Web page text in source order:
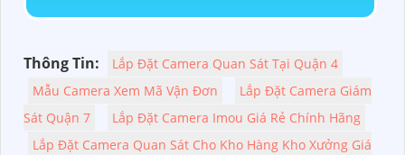
Thông Tin:
Lắp Đặt Camera Quan Sát Tại Quận 4
Mẫu Camera Xem Mã Vận Đơn
Lắp Đặt Camera Giám
Sát Quận 7
Lắp Đặt Camera Imou Giá Rẻ Chính Hãng
Lắp Đặt Camera Quan Sát Cho Kho Hàng Kho Xưởng Giá